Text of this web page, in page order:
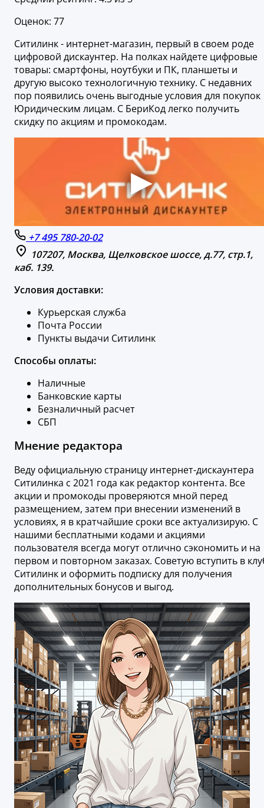
Оценок: 77
Ситилинк - интернет-магазин, первый в своем роде
цифровой дискаунтер. На полках найдете цифровые
товары: смартфоны, ноутбуки и ПК, планшеты и
другую высоко технологичную технику. С недавних
пор появились очень выгодные условия для покупок
Юридическим лицам. С БериКод легко получить
скидку по акциям и промокодам.
+7 495 780-20-02
107207, Москва, Щелковское шоссе, д.77, стр.1,
каб. 139.
Условия доставки:
Курьерская служба
Почта России
Пункты выдачи Ситилинк
Способы оплаты:
Наличные
Банковские карты
Безналичный расчет
СБП
Мнение редактора
Веду официальную страницу интернет-дискаунтера
Ситилинка с 2021 года как редактор контента. Все
акции и промокоды проверяются мной перед
размещением, затем при внесении изменений в
условиях, я в кратчайшие сроки все актуализирую. С
нашими бесплатными кодами и акциями
пользователя всегда могут отлично сэкономить и на
первом и повторном заказах. Советую вступить в
Ситилинк и оформить подписку для получения
дополнительных бонусов и выгод.